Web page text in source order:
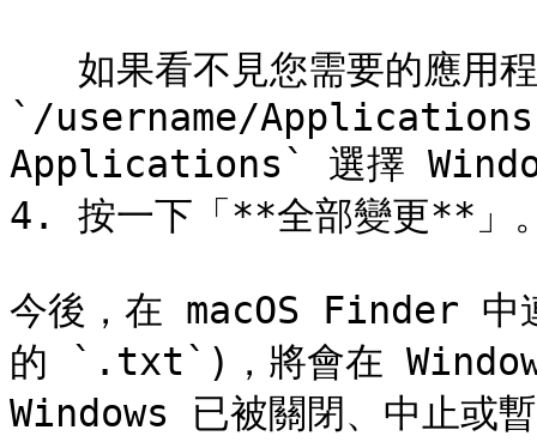
`/username/
Applications` 選擇
4. 按一下「**全部變更**」
今後，在 macOS Finder 中
的 `.txt`)，將會在
Windows 已被關閉、中止或